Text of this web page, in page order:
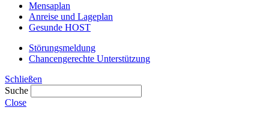
Mensaplan
Anreise und Lageplan
Gesunde HOST
Störungsmeldung
Chancengerechte Unterstützung
Schließen
Suche
Close